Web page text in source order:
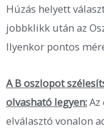
Húzás helyett
jobbklikk után az
Ilyenkor pontos
A B oszlopot
olvasható legyen:Az
elválasztó vonalon